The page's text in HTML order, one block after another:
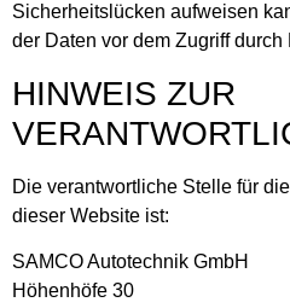
Sicherheitslücken aufweisen
der Daten vor dem Zugriff
HINWEIS ZUR
Die verantwortliche Stelle für
dieser Website ist:
SAMCO Autotechnik GmbH
Höhenhöfe 30